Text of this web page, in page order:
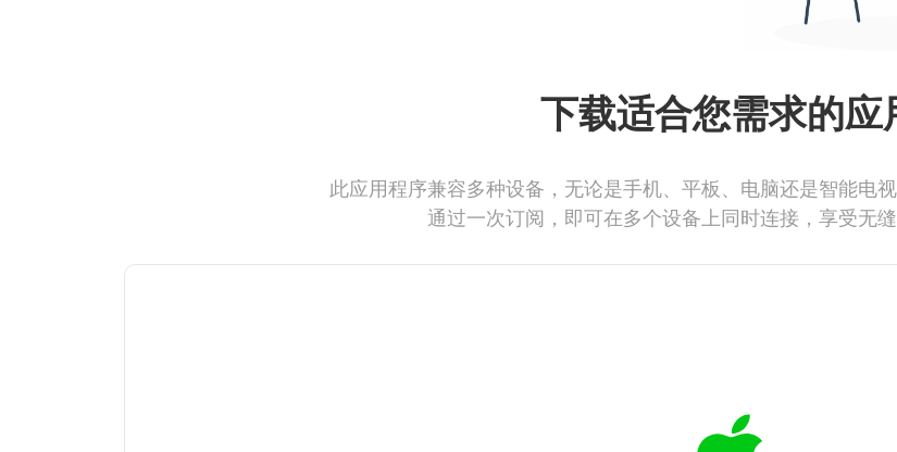
下载适合您需求的应
此应用程序兼容多种设备，无论是手机、平板、电脑还是智能电
通过一次订阅，即可在多个设备上同时连接，享受无缝